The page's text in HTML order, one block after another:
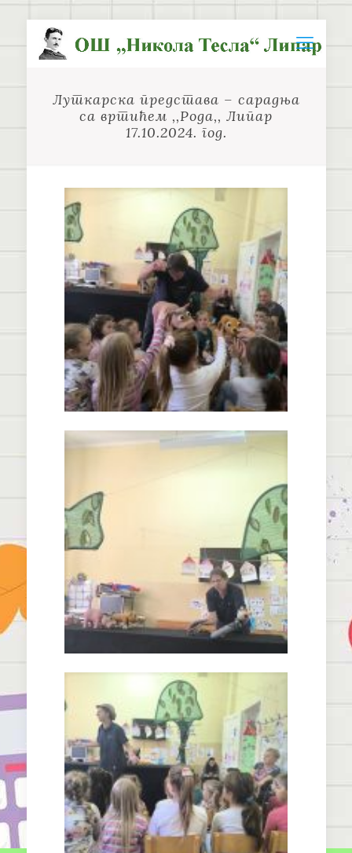
Луткарска представа – сарадња
са вртићем ,,Рода,, Липар
17.10.2024. год.